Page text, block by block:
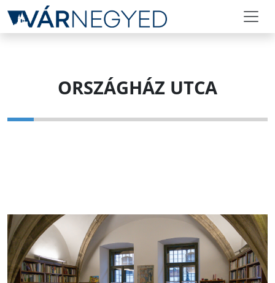
ORSZÁGHÁZ UTCA